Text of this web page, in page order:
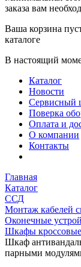
заказа вам
Ваша корзина
каталоге
В настоящий
Каталог
Новости
Сервисный
Поверка
Оплата и
О компании
Контакты
Главная
Каталог
ССД
Монтаж кабелей
Оконечные
Шкафы кроссовые
Шкаф
парными